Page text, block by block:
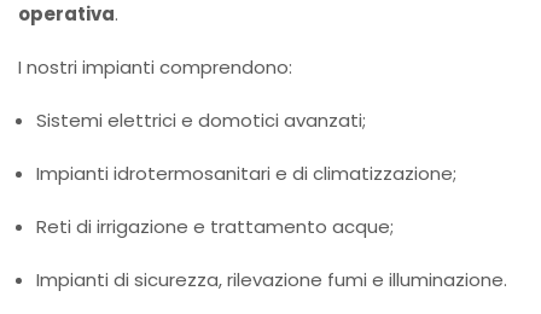
operativa.
I nostri impianti comprendono:
Sistemi elettrici e domotici avanzati;
Impianti idrotermosanitari e di climatizzazione;
Reti di irrigazione e trattamento acque;
Impianti di sicurezza, rilevazione fumi e illuminazione.